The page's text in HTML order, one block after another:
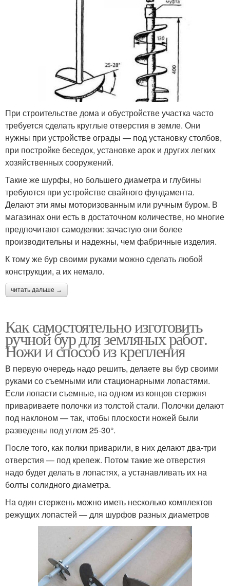
При строительстве дома и обустройстве участка часто
требуется сделать круглые отверстия в земле. Они
нужны при устройстве ограды — под установку столбов,
при постройке беседок, установке арок и других легких
хозяйственных сооружений.
Такие же шурфы, но большего диаметра и глубины
требуются при устройстве свайного фундамента.
Делают эти ямы моторизованным или ручным буром. В
магазинах они есть в достаточном количестве, но многие
предпочитают самоделки: зачастую они более
производительны и надежны, чем фабричные изделия.
К тому же бур своими руками можно сделать любой
конструкции, а их немало.
читать дальше →
Как самостоятельно изготовить
ручной бур для земляных работ.
Ножи и способ из крепления
В первую очередь надо решить, делаете вы бур своими
руками со съемными или стационарными лопастями.
Если лопасти съемные, на одном из концов стержня
привариваете полочки из толстой стали. Полочки делают
под наклоном — так, чтобы плоскости ножей были
разведены под углом 25-30°.
После того, как полки приварили, в них делают два-три
отверстия — под крепеж. Потом такие же отверстия
надо будет делать в лопастях, а устанавливать их на
болты солидного диаметра.
На один стержень можно иметь несколько комплектов
режущих лопастей — для шурфов разных диаметров